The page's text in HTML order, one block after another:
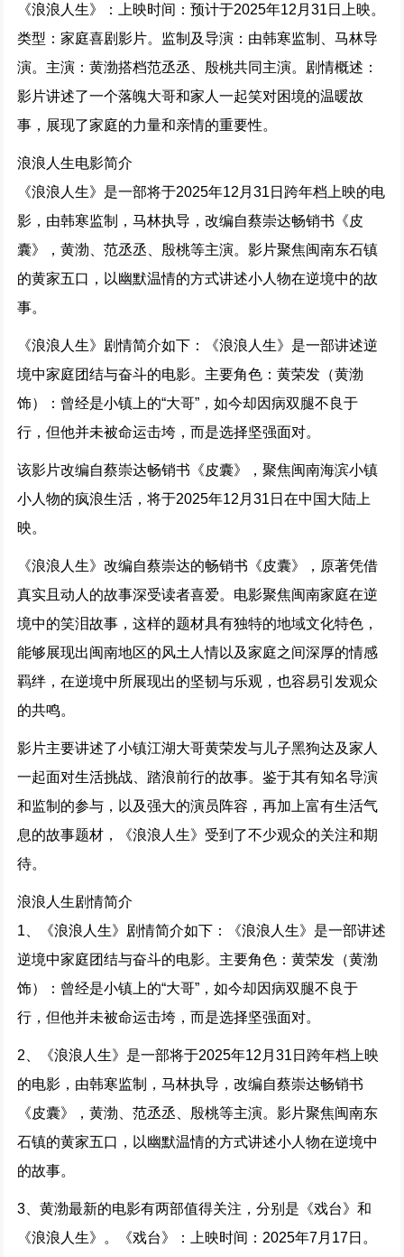
《浪浪人生》：上映时间：预计于2025年12月31日上映。
类型：家庭喜剧影片。监制及导演：由韩寒监制、马林导
演。主演：黄渤搭档范丞丞、殷桃共同主演。剧情概述：
影片讲述了一个落魄大哥和家人一起笑对困境的温暖故
事，展现了家庭的力量和亲情的重要性。
浪浪人生电影简介
《浪浪人生》是一部将于2025年12月31日跨年档上映的电
影，由韩寒监制，马林执导，改编自蔡崇达畅销书《皮
囊》，黄渤、范丞丞、殷桃等主演。影片聚焦闽南东石镇
的黄家五口，以幽默温情的方式讲述小人物在逆境中的故
事。
《浪浪人生》剧情简介如下：《浪浪人生》是一部讲述逆
境中家庭团结与奋斗的电影。主要角色：黄荣发（黄渤
饰）：曾经是小镇上的“大哥”，如今却因病双腿不良于
行，但他并未被命运击垮，而是选择坚强面对。
该影片改编自蔡崇达畅销书《皮囊》，聚焦闽南海滨小镇
小人物的疯浪生活，将于2025年12月31日在中国大陆上
映。
《浪浪人生》改编自蔡崇达的畅销书《皮囊》，原著凭借
真实且动人的故事深受读者喜爱。电影聚焦闽南家庭在逆
境中的笑泪故事，这样的题材具有独特的地域文化特色，
能够展现出闽南地区的风土人情以及家庭之间深厚的情感
羁绊，在逆境中所展现出的坚韧与乐观，也容易引发观众
的共鸣。
影片主要讲述了小镇江湖大哥黄荣发与儿子黑狗达及家人
一起面对生活挑战、踏浪前行的故事。鉴于其有知名导演
和监制的参与，以及强大的演员阵容，再加上富有生活气
息的故事题材，《浪浪人生》受到了不少观众的关注和期
待。
浪浪人生剧情简介
1、《浪浪人生》剧情简介如下：《浪浪人生》是一部讲述
逆境中家庭团结与奋斗的电影。主要角色：黄荣发（黄渤
饰）：曾经是小镇上的“大哥”，如今却因病双腿不良于
行，但他并未被命运击垮，而是选择坚强面对。
2、《浪浪人生》是一部将于2025年12月31日跨年档上映
的电影，由韩寒监制，马林执导，改编自蔡崇达畅销书
《皮囊》，黄渤、范丞丞、殷桃等主演。影片聚焦闽南东
石镇的黄家五口，以幽默温情的方式讲述小人物在逆境中
的故事。
3、黄渤最新的电影有两部值得关注，分别是《戏台》和
《浪浪人生》。《戏台》：上映时间：2025年7月17日。